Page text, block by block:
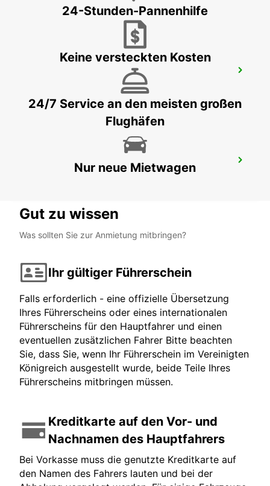
BERGISCH GLADBACH
24-Stunden-Pannenhilfe
Keine versteckten Kosten
24/7 Service an den meisten großen
Flughäfen
Nur neue Mietwagen
Gut zu wissen
Was sollten Sie zur Anmietung mitbringen?
Ihr gültiger Führerschein
Falls erforderlich - eine offizielle Übersetzung
Ihres Führerscheins oder eines internationalen
Führerscheins für den Hauptfahrer und einen
eventuellen zusätzlichen Fahrer Bitte beachten
Sie, dass Sie, wenn Ihr Führerschein im Vereinigten
Königreich ausgestellt wurde, beide Teile Ihres
Führerscheins mitbringen müssen.
Kreditkarte auf den Vor- und
Nachnamen des Hauptfahrers
Bei Vorkasse muss die genutzte Kreditkarte auf
den Namen des Fahrers lauten und bei der